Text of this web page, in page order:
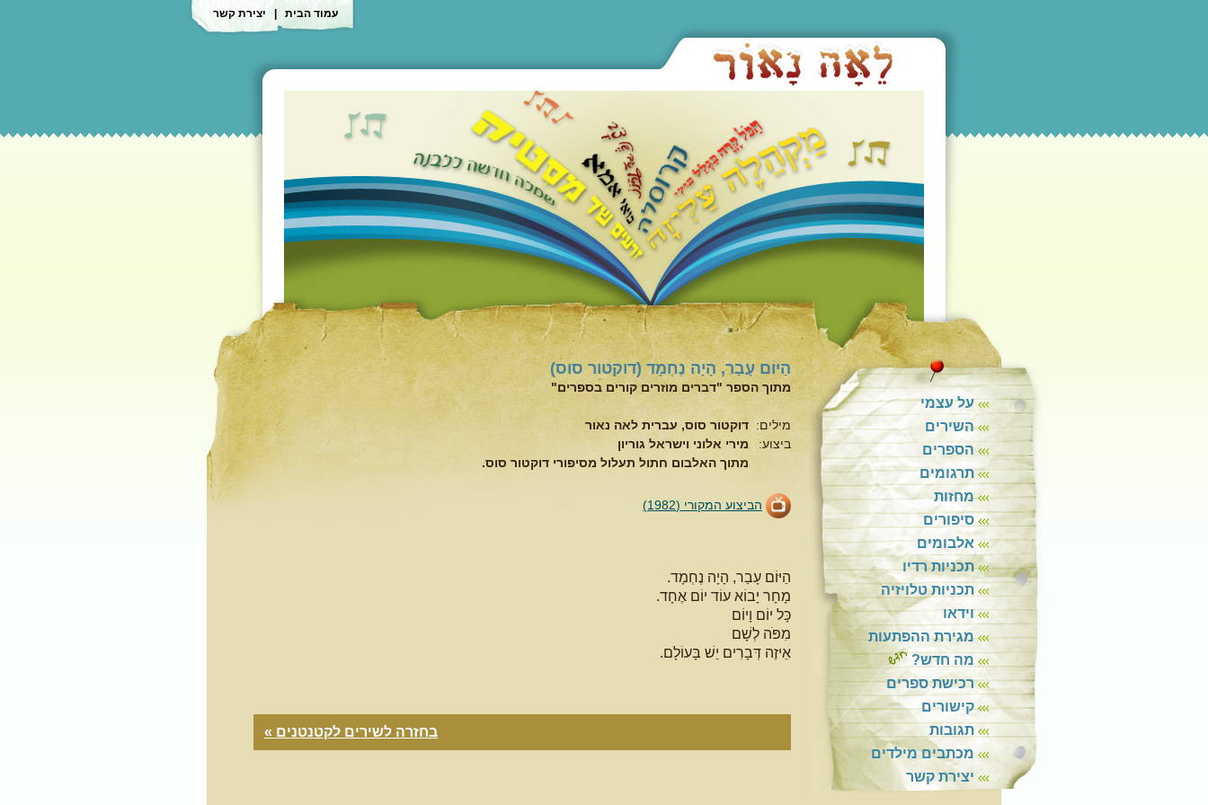
עמוד הבית יצירת קשר
על עצמי
השירים
הספרים
תרגומים
מחזות
סיפורים
אלבומים
תכניות רדיו
תכניות טלויזיה
וידאו
מגירת ההפתעות
מה חדש?
רכישת ספרים
קישורים
תגובות
מכתבים מילדים
יצירת קשר
הַיּוֹם עָבַר, הָיָה נֶחְמָד (דוקטור סוס)
מתוך הספר "דברים מוזרים קורים בספרים"
מילים: דוקטור סוס, עברית לאה נאור
ביצוע:
מירי אלוני וישראל גוריון
מתוך האלבום חתול תעלול מסיפורי דוקטור סוס.
הביצוע המקורי (1982)
הַיּוֹם עָבַר, הָיָה נֶחְמָד.
מָחָר יָבוֹא עוֹד יוֹם אֶחָד.
כָּל יוֹם וָיוֹם
מִפֹּה לְשָׁם
אֵיזֶה דְּבָרִים יֵשׁ בָּעוֹלָם.
בחזרה לשירים לקטנטנים »